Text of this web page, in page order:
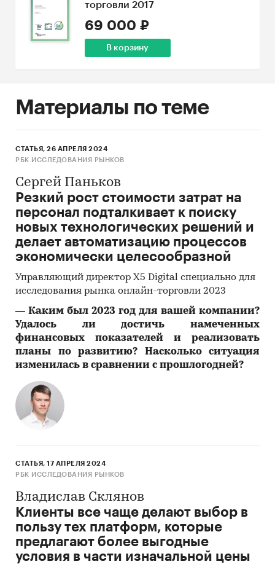
торговли 2017
69 000 ₽
В корзину
Материалы по теме
СТАТЬЯ, 26 АПРЕЛЯ 2024
РБК ИССЛЕДОВАНИЯ РЫНКОВ
Сергей Паньков
Резкий рост стоимости затрат на
персонал подталкивает к поиску
новых технологических решений и
делает автоматизацию процессов
экономически целесообразной
Управляющий директор X5 Digital специально для
исследования рынка онлайн-торговли 2023
― Каким был 2023 год для вашей компании?
Удалось ли достичь намеченных
финансовых показателей и реализовать
планы по развитию? Насколько ситуация
изменилась в сравнении с прошлогодней?
СТАТЬЯ, 17 АПРЕЛЯ 2024
РБК ИССЛЕДОВАНИЯ РЫНКОВ
Владислав Склянов
Клиенты все чаще делают выбор в
пользу тех платформ, которые
предлагают более выгодные
условия в части изначальной цены